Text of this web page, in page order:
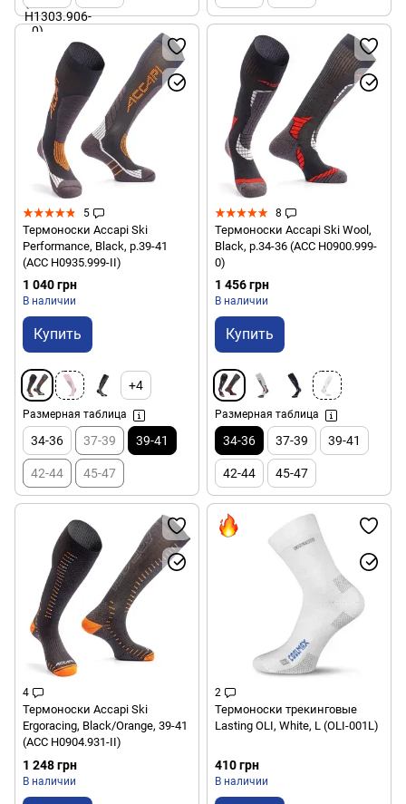
5
Термоноски Accapi Ski
Performance, Black, р.39-41
(ACC H0935.999-II)
1 040 грн
В наличии
Купить
+4
Размерная таблица
34-36 37-39 39-41
42-44 45-47
8
Термоноски Accapi Ski Wool,
Black, р.34-36 (ACC H0900.999-
0)
1 456 грн
В наличии
Купить
Размерная таблица
34-36 37-39 39-41
42-44 45-47
4
Термоноски Accapi Ski
Ergoracing, Black/Orange, 39-41
(ACC H0904.931-II)
1 248 грн
В наличии
2
Термоноски трекинговые
Lasting OLI, White, L (OLI-001L)
410 грн
В наличии